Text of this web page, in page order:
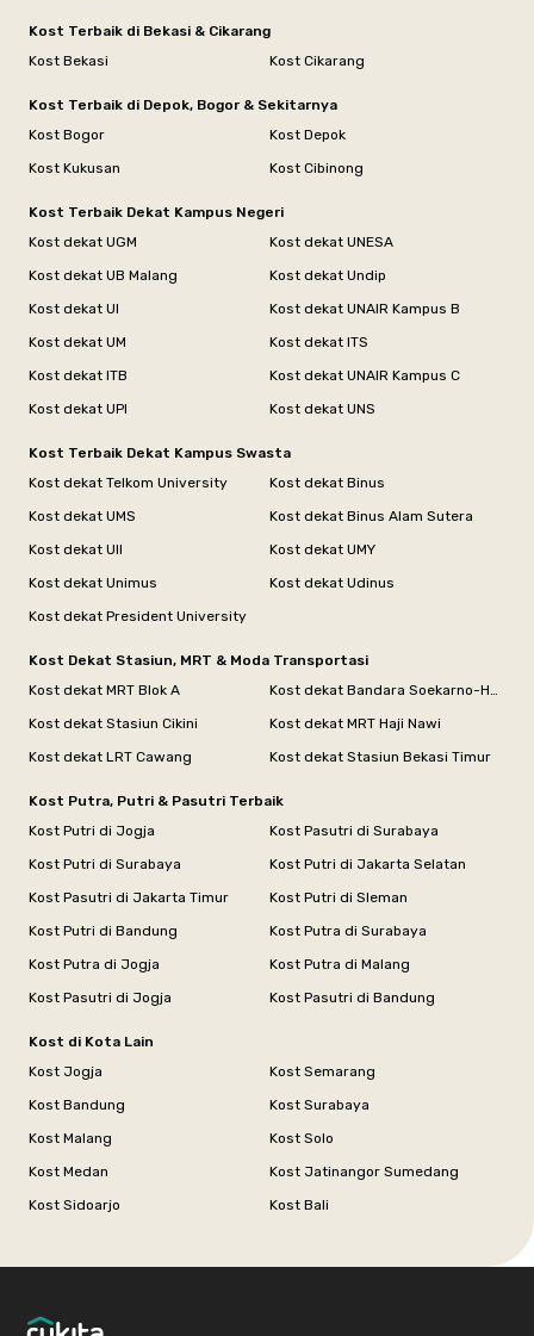
Kost Terbaik di Bekasi & Cikarang
Kost Bekasi
Kost Cikarang
Kost Terbaik di Depok, Bogor & Sekitarnya
Kost Bogor
Kost Depok
Kost Kukusan
Kost Cibinong
Kost Terbaik Dekat Kampus Negeri
Kost dekat UGM
Kost dekat UNESA
Kost dekat UB Malang
Kost dekat Undip
Kost dekat UI
Kost dekat UNAIR Kampus B
Kost dekat UM
Kost dekat ITS
Kost dekat ITB
Kost dekat UNAIR Kampus C
Kost dekat UPI
Kost dekat UNS
Kost Terbaik Dekat Kampus Swasta
Kost dekat Telkom University
Kost dekat Binus
Kost dekat UMS
Kost dekat Binus Alam Sutera
Kost dekat UII
Kost dekat UMY
Kost dekat Unimus
Kost dekat Udinus
Kost dekat President University
Kost Dekat Stasiun, MRT & Moda Transportasi
Kost dekat MRT Blok A
Kost dekat Bandara Soekarno-Hatta
Kost dekat Stasiun Cikini
Kost dekat MRT Haji Nawi
Kost dekat LRT Cawang
Kost dekat Stasiun Bekasi Timur
Kost Putra, Putri & Pasutri Terbaik
Kost Putri di Jogja
Kost Pasutri di Surabaya
Kost Putri di Surabaya
Kost Putri di Jakarta Selatan
Kost Pasutri di Jakarta Timur
Kost Putri di Sleman
Kost Putri di Bandung
Kost Putra di Surabaya
Kost Putra di Jogja
Kost Putra di Malang
Kost Pasutri di Jogja
Kost Pasutri di Bandung
Kost di Kota Lain
Kost Jogja
Kost Semarang
Kost Bandung
Kost Surabaya
Kost Malang
Kost Solo
Kost Medan
Kost Jatinangor Sumedang
Kost Sidoarjo
Kost Bali